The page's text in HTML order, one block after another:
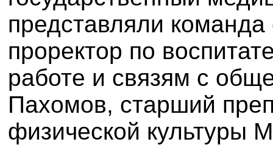
представляли команда
проректор по
работе и связям с
Пахомов, старший
физической культуры